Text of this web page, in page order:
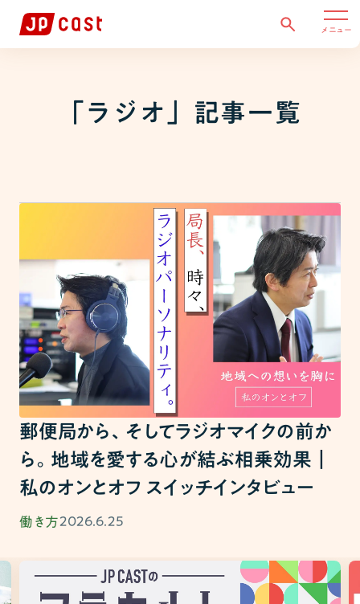
メニュー
「 ラジオ 」記事一覧
郵便局から、そしてラジオマイクの前か
ら。地域を愛する心が結ぶ相乗効果｜
私のオンとオフ スイッチインタビュー
働き方2026.6.25